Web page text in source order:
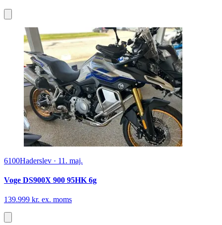
6100Haderslev · 11. maj.
Voge DS900X 900 95HK 6g
139.999 kr. ex. moms